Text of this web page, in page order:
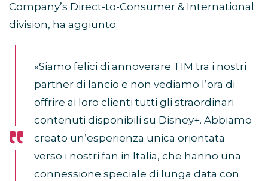
Company’s Direct-to-Consumer & International
division, ha aggiunto:
«Siamo felici di annoverare TIM tra i nostri
partner di lancio e non vediamo l’ora di
offrire ai loro clienti tutti gli straordinari
contenuti disponibili su Disney+. Abbiamo
creato un’esperienza unica orientata
verso i nostri fan in Italia, che hanno una
connessione speciale di lunga data con